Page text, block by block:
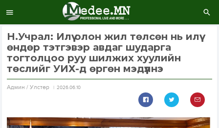
Н.Учрал: Илүү олон жил төлсөн нь илүү
өндөр тэтгэвэр авдаг шударга
тогтолцоо руу шилжих хуулийн
төслийг УИХ-д өргөн мэдүүлнэ
Aдмин / Улстөр 2026.06.10